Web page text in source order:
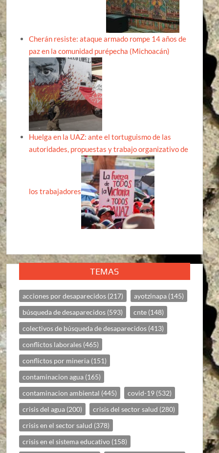
Cherán resiste: ataque armado rompe 14 años de
paz en la comunidad purépecha (Michoacán)
Huelga en la UAZ: ante el tortuguismo de las
autoridades, propuestas y trabajo organizativo de
los trabajadores
TEMAS
acciones por desaparecidos (217) ayotzinapa (145)
búsqueda de desaparecidos (593) cnte (148)
colectivos de búsqueda de desaparecidos (413)
conflictos laborales (465)
conflictos por mineria (151)
contaminacion agua (165)
contaminacion ambiental (445) covid-19 (532)
crisis del agua (200) crisis del sector salud (280)
crisis en el sector salud (378)
crisis en el sistema educativo (158)